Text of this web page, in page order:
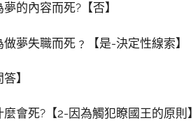
的內容而死?【否】
夢失職而死﹖【是-決定性線索】
】
會死?【2-因為觸犯瞭國王的原則】